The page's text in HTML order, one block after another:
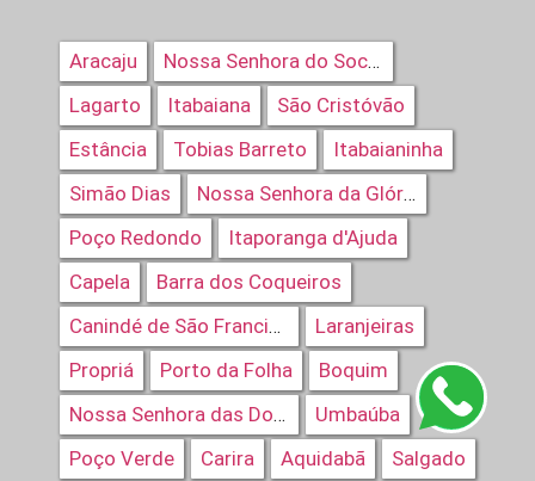
Aracaju Nossa Senhora do Socorro
Lagarto Itabaiana
São Cristóvão
Estância
Tobias Barreto
Itabaianinha
Simão Dias
Nossa Senhora da Glória
Poço Redondo
Itaporanga d'Ajuda
Capela
Barra dos Coqueiros
Canindé de São Francisco
Laranjeiras
Propriá
Porto da Folha Boquim
Nossa Senhora das Dores
Umbaúba
Poço Verde
Carira Aquidabã Salgado